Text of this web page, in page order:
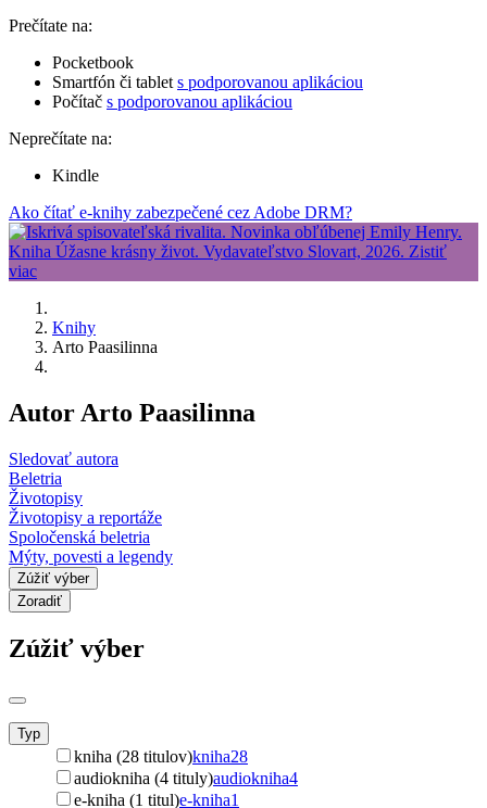
Prečítate na:
Pocketbook
Smartfón či tablet s podporovanou aplikáciou
Počítač s podporovanou aplikáciou
Neprečítate na:
Kindle
Ako čítať e-knihy zabezpečené cez Adobe DRM?
Knihy
Arto Paasilinna
Autor Arto Paasilinna
Sledovať autora
Beletria
Životopisy
Životopisy a reportáže
Spoločenská beletria
Mýty, povesti a legendy
Zúžiť výber
Zoradiť
Zúžiť výber
Typ
kniha (28 titulov)kniha28
audiokniha (4 tituly)audiokniha4
e-kniha (1 titul)e-kniha1